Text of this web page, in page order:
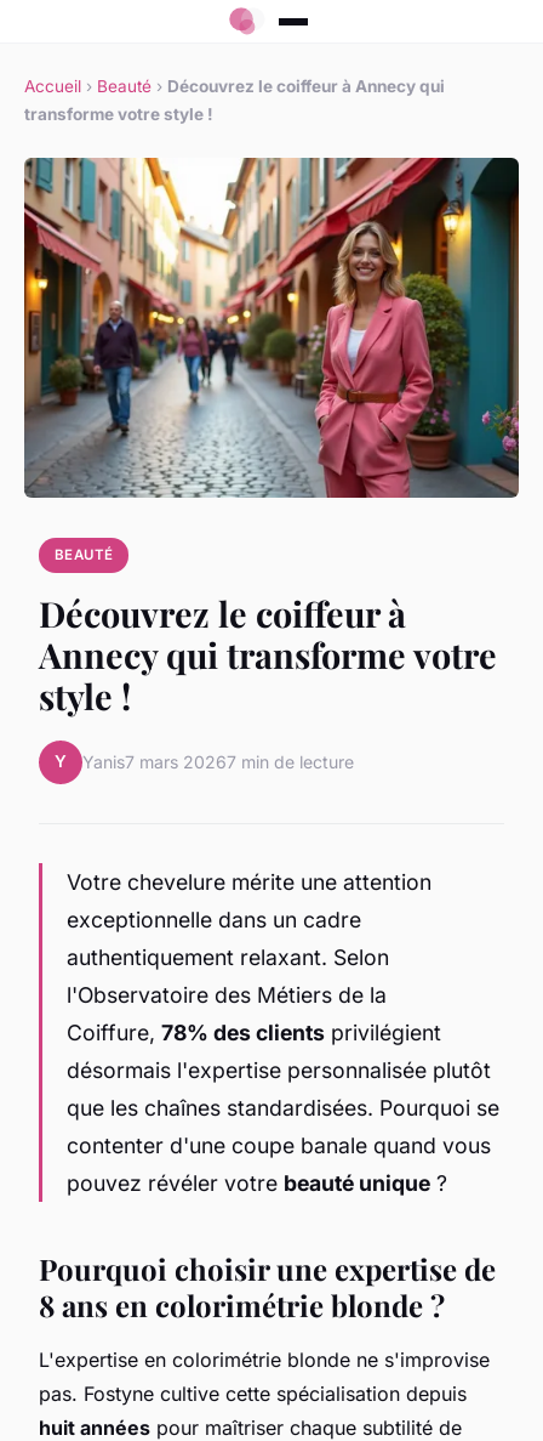
Accueil › Beauté › Découvrez le coiffeur à Annecy qui
transforme votre style !
BEAUTÉ
Découvrez le coiffeur à
Annecy qui transforme votre
style !
Y Yanis7 mars 20267 min de lecture
Votre chevelure mérite une attention
exceptionnelle dans un cadre
authentiquement relaxant. Selon
l'Observatoire des Métiers de la
Coiffure, 78% des clients privilégient
désormais l'expertise personnalisée plutôt
que les chaînes standardisées. Pourquoi se
contenter d'une coupe banale quand vous
pouvez révéler votre beauté unique ?
Pourquoi choisir une expertise de
8 ans en colorimétrie blonde ?
L'expertise en colorimétrie blonde ne s'improvise
pas. Fostyne cultive cette spécialisation depuis
huit années pour maîtriser chaque subtilité de